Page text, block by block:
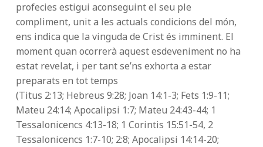
profecies estigui aconseguint el seu ple
compliment, unit a les actuals condicions del món,
ens indica que la vinguda de Crist és imminent. El
moment quan ocorrerà aquest esdeveniment no ha
estat revelat, i per tant se’ns exhorta a estar
preparats en tot temps
(Titus 2:13; Hebreus 9:28; Joan 14:1-3; Fets 1:9-11;
Mateu 24:14; Apocalipsi 1:7; Mateu 24:43-44; 1
Tessalonicencs 4:13-18; 1 Corintis 15:51-54, 2
Tessalonicencs 1:7-10; 2:8; Apocalipsi 14:14-20;